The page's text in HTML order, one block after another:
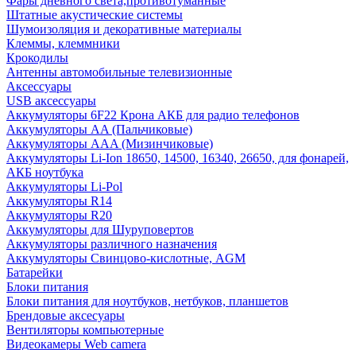
Штатные акустические системы
Шумоизоляция и декоративные материалы
Клеммы, клеммники
Крокодилы
Антенны автомобильные телевизионные
Аксессуары
USB аксессуары
Аккумуляторы 6F22 Крона АКБ для радио телефонов
Аккумуляторы AA (Пальчиковые)
Аккумуляторы AAA (Мизинчиковые)
Аккумуляторы Li-Ion 18650, 14500, 16340, 26650, для фонарей,
АКБ ноутбука
Аккумуляторы Li-Pol
Аккумуляторы R14
Аккумуляторы R20
Аккумуляторы для Шуруповертов
Аккумуляторы различного назначения
Аккумуляторы Свинцово-кислотные, AGM
Батарейки
Блоки питания
Блоки питания для ноутбуков, нетбуков, планшетов
Брендовые аксесуары
Вентиляторы компьютерные
Видеокамеры Web camera